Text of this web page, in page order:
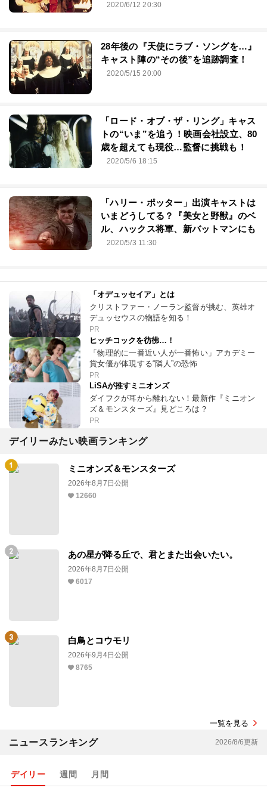
2020/6/12 20:30
28年後の『天使にラブ・ソングを…』
キャスト陣の“その後”を追跡調査！
2020/5/15 20:00
「ロード・オブ・ザ・リング」キャス
トの“いま”を追う！映画会社設立、80
歳を超えても現役…監督に挑戦も！
2020/5/6 18:15
「ハリー・ポッター」出演キャストは
いまどうしてる？『美女と野獣』のベ
ル、ハックス将軍、新バットマンにも
2020/5/3 11:30
「オデュッセイア」とは
クリストファー・ノーラン監督が挑む、英雄オ
デュッセウスの物語を知る！
PR
ヒッチコックを彷彿…！
「物理的に一番近い人が一番怖い」アカデミー
賞女優が体現する“隣人”の恐怖
PR
LiSAが推すミニオンズ
ダイフクが耳から離れない！最新作『ミニオン
ズ＆モンスターズ』見どころは？
PR
デイリーみたい映画ランキング
ミニオンズ＆モンスターズ
2026年8月7日公開
12660
あの星が降る丘で、君とまた出会いたい。
2026年8月7日公開
6017
白鳥とコウモリ
2026年9月4日公開
8765
一覧を見る
ニュースランキング 2026/8/6更新
デイリー 週間 月間